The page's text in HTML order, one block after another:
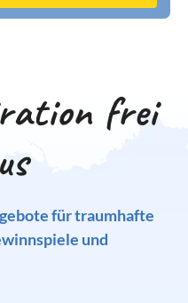
frei
für traumhafte
und